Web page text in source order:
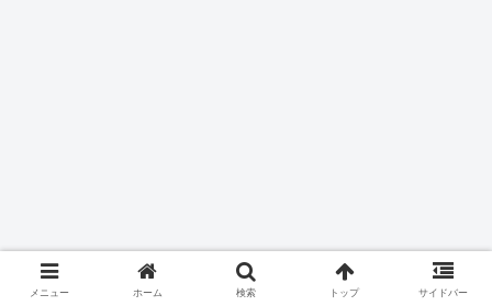
メニュー ホーム 検索 トップ サイドバー